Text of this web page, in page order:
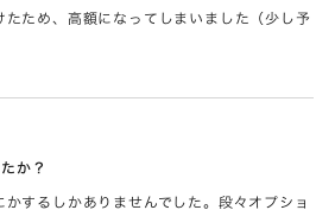
たため、高額になってしまいました（少し予
か？
するしかありませんでした。段々オプショ